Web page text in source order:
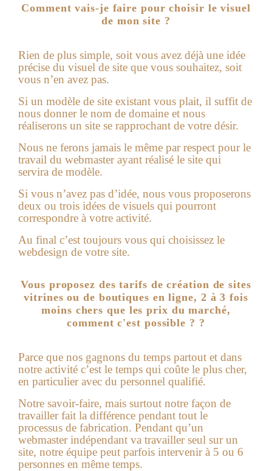
Comment vais-je faire pour choisir le visuel
de mon site ?
Rien de plus simple, soit vous avez déjà une idée
précise du visuel de site que vous souhaitez, soit
vous n’en avez pas.
Si un modèle de site existant vous plait, il suffit de
nous donner le nom de domaine et nous
réaliserons un site se rapprochant de votre désir.
Nous ne ferons jamais le même par respect pour le
travail du webmaster ayant réalisé le site qui
servira de modèle.
Si vous n’avez pas d’idée, nous vous proposerons
deux ou trois idées de visuels qui pourront
correspondre à votre activité.
Au final c’est toujours vous qui choisissez le
webdesign de votre site.
Vous proposez des tarifs de création de sites
vitrines ou de boutiques en ligne, 2 à 3 fois
moins chers que les prix du marché,
comment c'est possible ? ?
Parce que nos gagnons du temps partout et dans
notre activité c’est le temps qui coûte le plus cher,
en particulier avec du personnel qualifié.
Notre savoir-faire, mais surtout notre façon de
travailler fait la différence pendant tout le
processus de fabrication. Pendant qu’un
webmaster indépendant va travailler seul sur un
site, notre équipe peut parfois intervenir à 5 ou 6
personnes en même temps.